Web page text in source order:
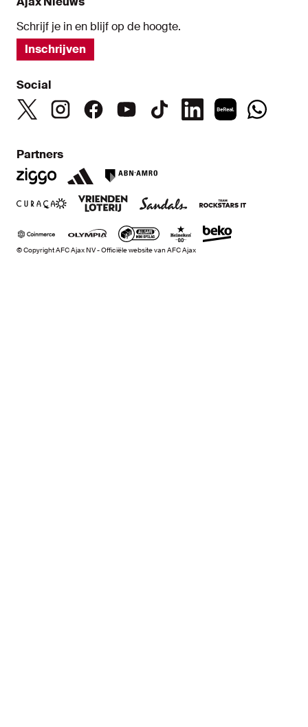
Schrijf je in en blijf op de hoogte.
Inschrijven
Social
Partners
© Copyright AFC Ajax NV - Officiële website van AFC Ajax